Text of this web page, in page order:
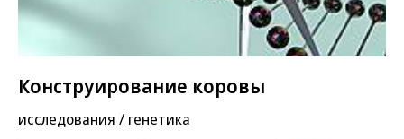
Конструирование коровы
исследования / генетика